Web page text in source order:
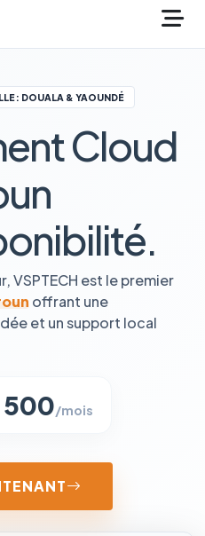
: DOUALA & YAOUNDÉ
Cloud
VSPTECH est le premier
offrant une
et un support local
500/mois